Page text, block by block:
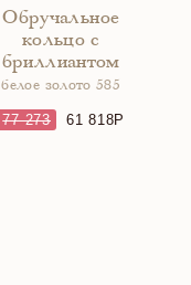
Обручальное
кольцо с
бриллиантом
белое золото 585
77 273 61 818